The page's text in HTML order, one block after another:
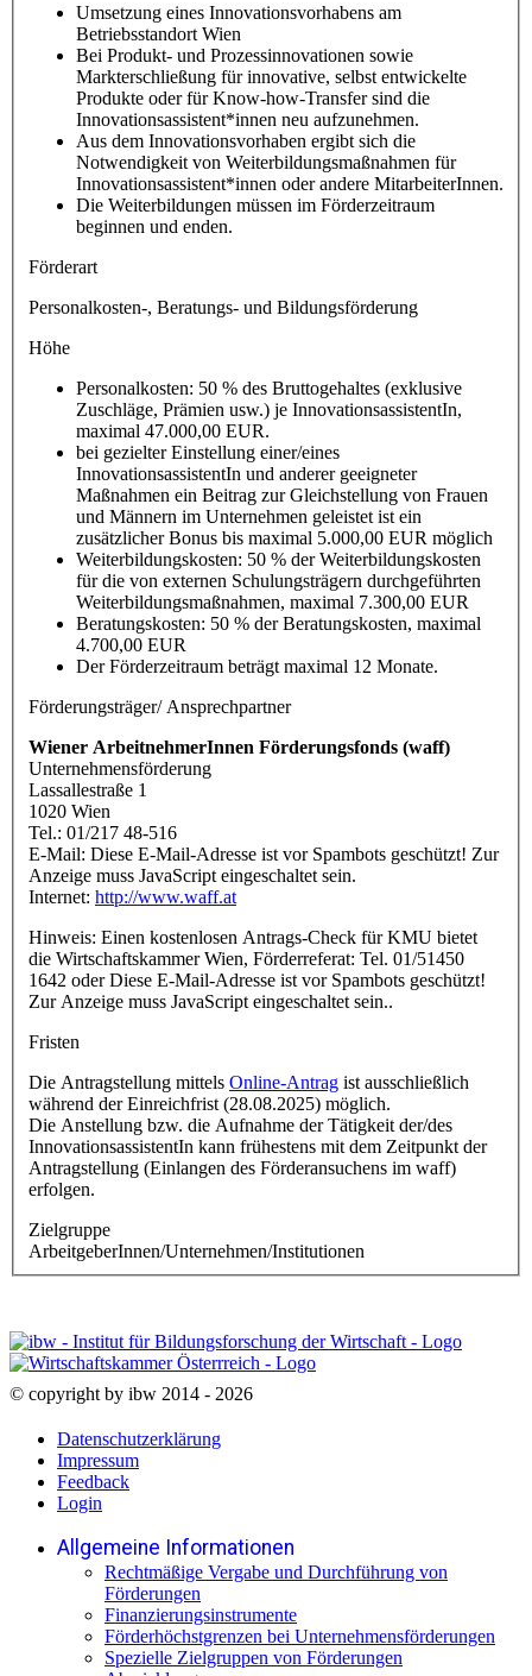
Umsetzung eines Innovationsvorhabens am
Betriebsstandort Wien
Bei Produkt- und Prozessinnovationen sowie
Markterschließung für innovative, selbst entwickelte
Produkte oder für Know-how-Transfer sind die
Innovationsassistent*innen neu aufzunehmen.
Aus dem Innovationsvorhaben ergibt sich die
Notwendigkeit von Weiterbildungsmaßnahmen für
Innovationsassistent*innen oder andere MitarbeiterInnen.
Die Weiterbildungen müssen im Förderzeitraum
beginnen und enden.
Förderart
Personalkosten-, Beratungs- und Bildungsförderung
Höhe
Personalkosten: 50 % des Bruttogehaltes (exklusive
Zuschläge, Prämien usw.) je InnovationsassistentIn,
maximal 47.000,00 EUR.
bei gezielter Einstellung einer/eines
InnovationsassistentIn und anderer geeigneter
Maßnahmen ein Beitrag zur Gleichstellung von Frauen
und Männern im Unternehmen geleistet ist ein
zusätzlicher Bonus bis maximal 5.000,00 EUR möglich
Weiterbildungskosten: 50 % der Weiterbildungskosten
für die von externen Schulungsträgern durchgeführten
Weiterbildungsmaßnahmen, maximal 7.300,00 EUR
Beratungskosten: 50 % der Beratungskosten, maximal
4.700,00 EUR
Der Förderzeitraum beträgt maximal 12 Monate.
Förderungsträger/ Ansprechpartner
Wiener ArbeitnehmerInnen Förderungsfonds (waff)
Unternehmensförderung
Lassallestraße 1
1020 Wien
Tel.: 01/217 48-516
E-Mail: Diese E-Mail-Adresse ist vor Spambots geschützt! Zur
Anzeige muss JavaScript eingeschaltet sein.
Internet: http://www.waff.at
Hinweis: Einen kostenlosen Antrags-Check für KMU bietet
die Wirtschaftskammer Wien, Förderreferat: Tel. 01/51450
1642 oderDiese E-Mail-Adresse ist vor Spambots geschützt!
Zur Anzeige muss JavaScript eingeschaltet sein..
Fristen
Die Antragstellung mittels Online-Antrag ist ausschließlich
während der Einreichfrist (28.08.2025) möglich.
Die Anstellung bzw. die Aufnahme der Tätigkeit der/des
InnovationsassistentIn kann frühestens mit dem Zeitpunkt der
Antragstellung (Einlangen des Förderansuchens im waff)
erfolgen.
Zielgruppe
ArbeitgeberInnen/Unternehmen/Institutionen
© copyright by ibw 2014 - 2026
Datenschutzerklärung
Impressum
Feedback
Login
Allgemeine Informationen
Rechtmäßige Vergabe und Durchführung von
Förderungen
Finanzierungsinstrumente
Förderhöchstgrenzen bei Unternehmensförderungen
Spezielle Zielgruppen von Förderungen